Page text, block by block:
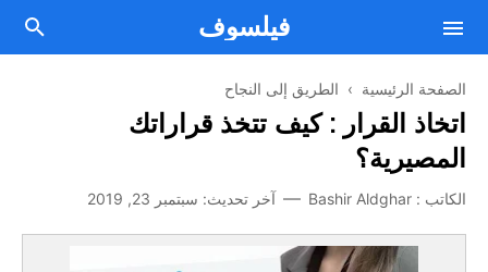
فيلسوف
فلسفة
مقالات فلسفية
علم النفس
Facebook
Twitter
من نحن
الصفحة الرئيسية › الطريق إلى النجاح
اتخاذ القرار : كيف تتخذ قراراتك
المصيرية؟
الكاتب : Bashir Aldghar آخر تحديث: سبتمبر 23, 2019